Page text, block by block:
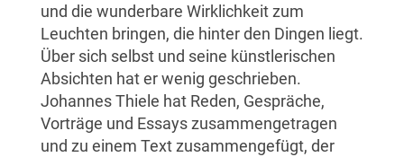
und die wunderbare Wirklichkeit zum
Leuchten bringen, die hinter den Dingen liegt.
Über sich selbst und seine künstlerischen
Absichten hat er wenig geschrieben.
Johannes Thiele hat Reden, Gespräche,
Vorträge und Essays zusammengetragen
und zu einem Text zusammengefügt, der